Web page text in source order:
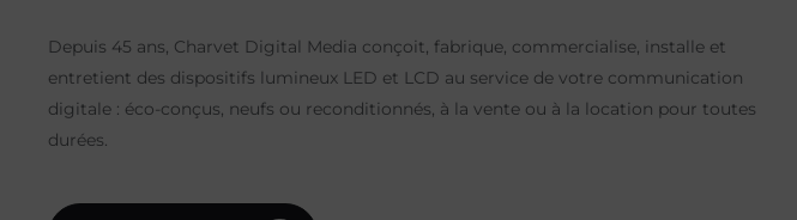
Depuis 45 ans, Charvet Digital Media conçoit, fabrique, commercialise, installe et
entretient des dispositifs lumineux LED et LCD au service de votre communication
digitale : éco-conçus, neufs ou reconditionnés, à la vente ou à la location pour toutes
durées.